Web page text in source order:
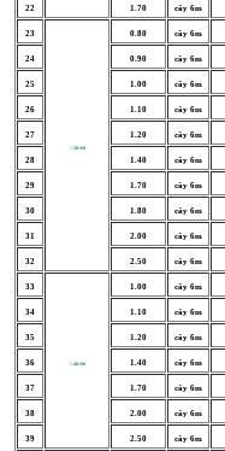
22 1.70 cây 6m
23
□ 30×60
0.80 cây 6m
24 0.90 cây 6m
25 1.00 cây 6m
26 1.10 cây 6m
27 1.20 cây 6m
28 1.40 cây 6m
29 1.70 cây 6m
30 1.80 cây 6m
31 2.00 cây 6m
32 2.50 cây 6m
33
□ 40×80
1.00 cây 6m
34 1.10 cây 6m
35 1.20 cây 6m
36 1.40 cây 6m
37 1.70 cây 6m
38 2.00 cây 6m
39 2.50 cây 6m